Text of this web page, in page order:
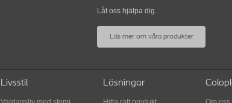
Guide till frisk hud
Applicera. Ta bort. Kontrollera. Genom att följa
denna metod i rätt ordning kommer du att kunna
Låt oss hjälpa dig.
Läs mer om våra produkter
Livsstil Lösningar